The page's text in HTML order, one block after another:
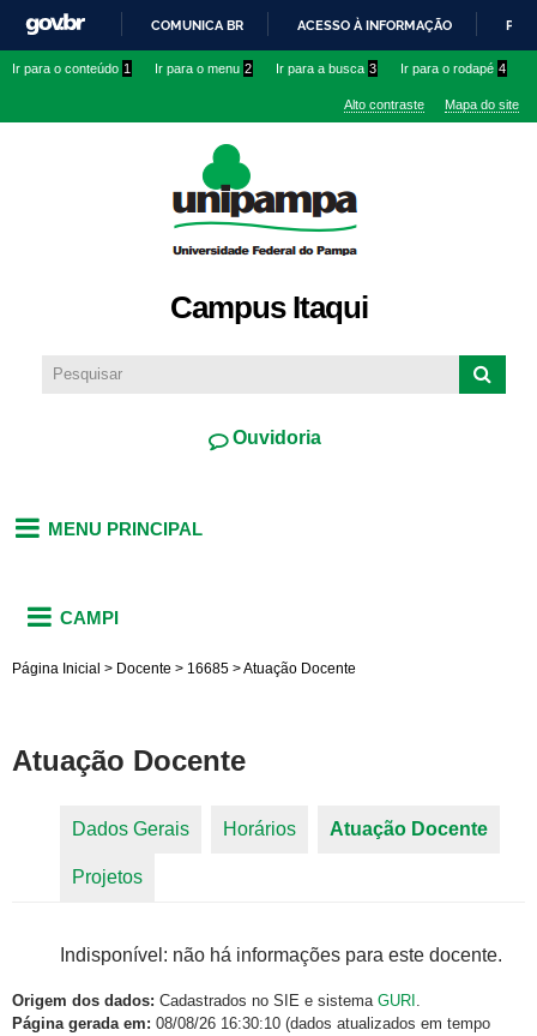
conteúdo
IR
O
COMUNICA BR ACESSO À INFORMAÇÃO
Ir para o conteúdo 1 Ir para o menu 2 Ir para a busca 3 Ir para o rodapé 4
Alto contraste Mapa do site
Campus Itaqui
Ouvidoria
MENU PRINCIPAL
CAMPI
Página Inicial > Docente > 16685 >Atuação Docente
Atuação Docente
Dados Gerais Horários Atuação Docente
Projetos
Indisponível: não há informações para este docente.
Origem dos dados: Cadastrados no SIE e sistema GURI .
Página gerada em: 08/08/26 16:30:10 (dados atualizados em tempo